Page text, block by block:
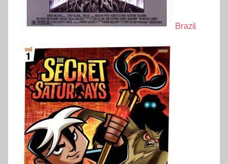
Brazil